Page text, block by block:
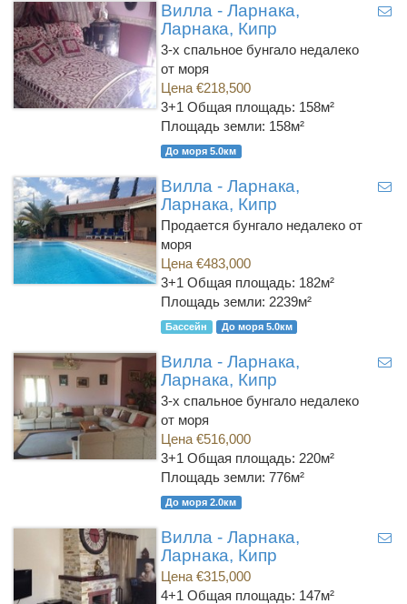
Вилла - Ларнака,
Ларнака, Кипр
3-х спальное бунгало недалеко
от моря
Цена €218,500
3+1 Общая площадь: 158м²
Площадь земли: 158м²
До моря 5.0км
Вилла - Ларнака,
Ларнака, Кипр
Продается бунгало недалеко от
моря
Цена €483,000
3+1 Общая площадь: 182м²
Площадь земли: 2239м²
Бассейн До моря 5.0км
Вилла - Ларнака,
Ларнака, Кипр
3-х спальное бунгало недалеко
от моря
Цена €516,000
3+1 Общая площадь: 220м²
Площадь земли: 776м²
До моря 2.0км
Вилла - Ларнака,
Ларнака, Кипр
Цена €315,000
4+1 Общая площадь: 147м²